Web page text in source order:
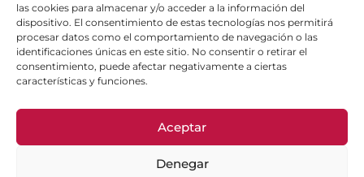
las cookies para almacenar y/o acceder a la información del
dispositivo. El consentimiento de estas tecnologías nos permitirá
procesar datos como el comportamiento de navegación o las
identificaciones únicas en este sitio. No consentir o retirar el
consentimiento, puede afectar negativamente a ciertas
características y funciones.
Aceptar
Denegar